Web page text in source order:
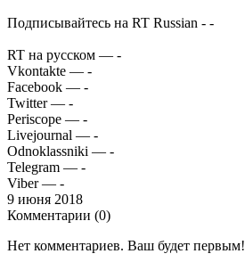
Подписывайтесь на RT Russian - -
RT на русском — -
Vkontakte — -
Facebook — -
Twitter — -
Periscope — -
Livejournal — -
Odnoklassniki — -
Telegram — -
Viber — -
9 июня 2018
Комментарии (0)
Нет комментариев. Ваш будет первым!